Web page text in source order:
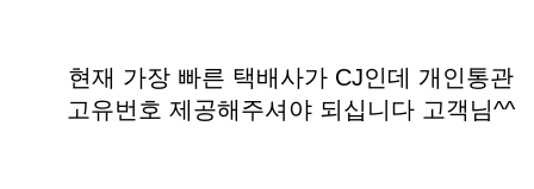
현재 가장 빠른 택배사가 CJ인데 개인통관
고유번호 제공해주셔야 되십니다 고객님^^